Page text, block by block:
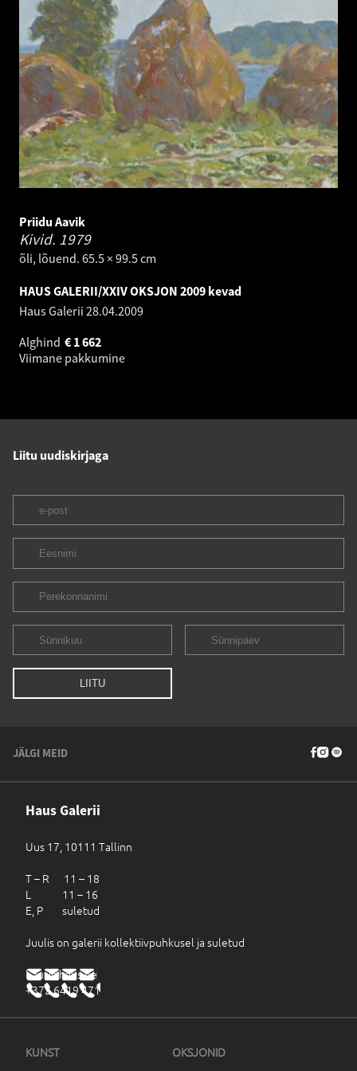
Priidu Aavik
Kivid. 1979
õli, lõuend. 65.5 × 99.5 cm
HAUS GALERII/XXIV OKSJON 2009 kevad
Haus Galerii 28.04.2009
Alghind
1 662
€
Viimane pakkumine
Liitu uudiskirjaga
JÄLGI MEID
Haus Galerii
Uus 17, 10111 Tallinn
T – R 11 – 18
L 11 – 16
E, P suletud
Juulis on galerii kollektiivpuhkusel ja suletud
haus@haus.ee
+372 6419 471
KUNST OKSJONID